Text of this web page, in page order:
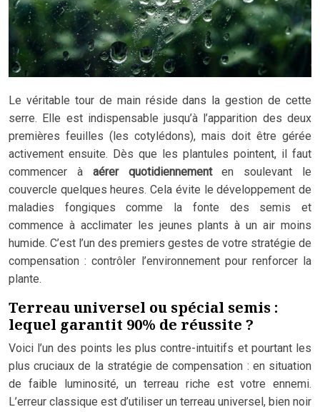
Le véritable tour de main réside dans la gestion de cette
serre. Elle est indispensable jusqu’à l’apparition des deux
premières feuilles (les cotylédons), mais doit être gérée
activement ensuite. Dès que les plantules pointent, il faut
commencer à aérer quotidiennementen soulevant le
couvercle quelques heures. Cela évite le développement de
maladies fongiques comme la fonte des semis et
commence à acclimater les jeunes plants à un air moins
humide. C’est l’un des premiers gestes de votre stratégie de
compensation : contrôler l’environnement pour renforcer la
plante.
Terreau universel ou spécial semis :
lequel garantit 90% de réussite ?
Voici l’un des points les plus contre-intuitifs et pourtant les
plus cruciaux de la stratégie de compensation : en situation
de faible luminosité, un terreau riche est votre ennemi.
L’erreur classique est d’utiliser un terreau universel, bien noir